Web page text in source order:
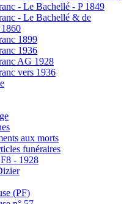
- Le Bachellé - P 1849
- Le Bachellé & de
1899
1936
AG 1928
vers 1936
aux morts
funéraires
- 1928
(PF)